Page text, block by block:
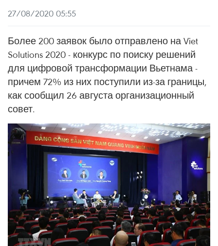
27/08/2020 05:55
Более 200 заявок было отправлено на Viet
Solutions 2020 - конкурс по поиску решений
для цифровой трансформации Вьетнама -
причем 72% из них поступили из-за границы,
как сообщил 26 августа организационный
совет.